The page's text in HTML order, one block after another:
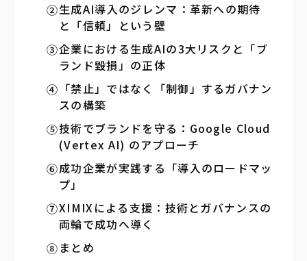
生成AI導入のジレンマ：革新への期待
と「信頼」という壁
企業における生成AIの3大リスクと「ブ
ランド毀損」の正体
「禁止」ではなく「制御」するガバナン
スの構築
技術でブランドを守る：Google Cloud
(Vertex AI) のアプローチ
成功企業が実践する「導入のロードマッ
プ」
XIMIXによる支援：技術とガバナンスの
両輪で成功へ導く
まとめ